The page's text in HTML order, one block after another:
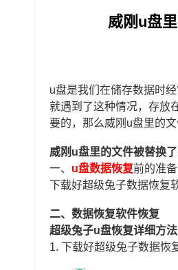
威刚u盘
u盘是我们在储存数据时
就遇到了这种情况，存放
要的，那么威刚u盘里的
威刚u盘里的文件被替换了
一、 u盘数据恢复前的准备
下载好超级兔子数据恢复
二、数据恢复软件恢复
超级兔子u盘恢复详细方法
1. 下载好超级兔子数据恢